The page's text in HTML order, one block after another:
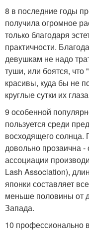
8 в последние годы
получила огромное
только благодаря
практичности.
девушкам не надо
туши, или боятся, что
красивы, куда бы не
круглые сутки их
9 особенной
пользуется среди
восходящего солнца.
довольно прозаична
ассоциации
Lash Association),
японки составляет
меньше половины от
Запада.
10 профессионально